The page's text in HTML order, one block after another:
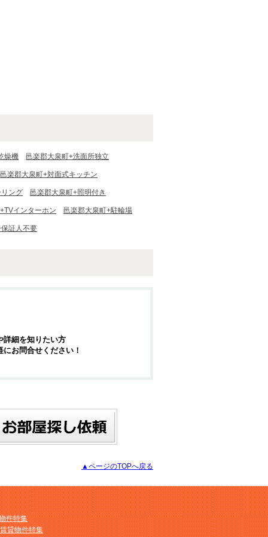
燥機 邑楽郡大泉町+洗面所独立
邑楽郡大泉町+対面式キッチン
ング 邑楽郡大泉町+照明付き
インターホン 邑楽郡大泉町+駐輪場
証人不要
詳細を知りたい方
お問合せください！
▲ページのTOPへ戻る
件特集
貸物件特集